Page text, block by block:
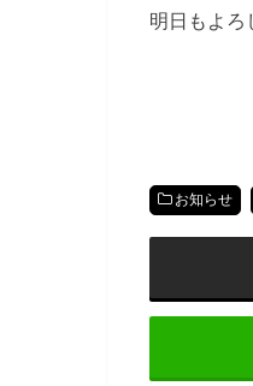
明日もよろ
お知らせ